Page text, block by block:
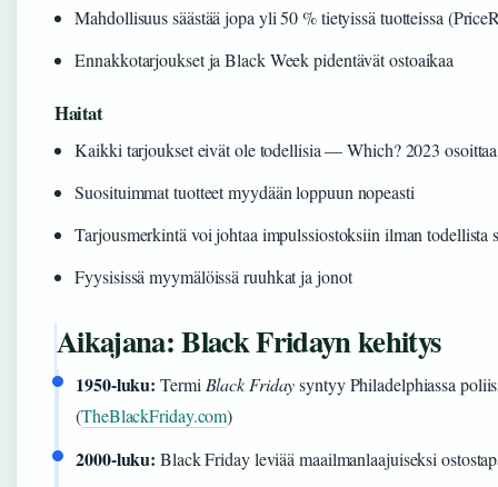
Mahdollisuus säästää jopa yli 50 % tietyissä tuotteissa
Ennakkotarjoukset ja Black Week pidentävät ostoaikaa
Haitat
Kaikki tarjoukset eivät ole todellisia — Which? 2023
Suosituimmat tuotteet myydään loppuun nopeasti
Tarjousmerkintä voi johtaa impulssiostoksiin ilman todellista
Fyysisissä myymälöissä ruuhkat ja jonot
Aikajana: Black Fridayn kehitys
1950-luku: Termi Black Fridaysyntyy Philadelphiassa
(TheBlackFriday.com)
2000-luku: Black Friday leviää maailmanlaajuiseksi